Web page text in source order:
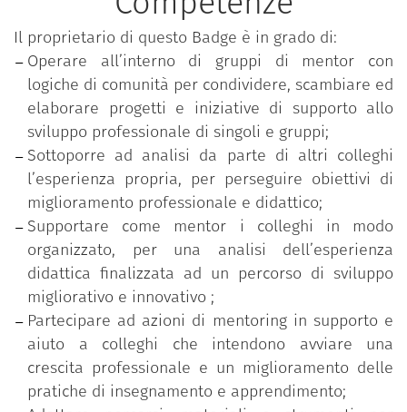
che riflettono e condividono approcci, valori e
pratiche professionali innovative e facilitano il
processo di affiliazione organizzativa. L’adesione
avviene attraverso una call di ateneo che seleziona
gli aspiranti in base al possesso di titoli formativi e
alla realizzazione di progetti didattici innovativi e di
qualità.
Il percorso progettuale richiede ai partecipanti un
impegno attivo su quattro fasi fra loro strettamente
interconnesse:
una fase di formazione iniziale sulle tematiche
del mentoring con interventi d’aula e workshop
volti a sensibilizzare e preparare i partecipanti
all’azione di supporto dei pari e di
accompagnamento allo sviluppo;
una fase sperimentazione attiva nella quale da
un lato si pratica sul campo il ruolo di mentor
Il proprietario di questo Badge è in grado di:
Operare all’interno di gruppi di mentor con
logiche di comunità per condividere, scambiare ed
elaborare progetti e iniziative di supporto allo
sviluppo professionale di singoli e gruppi;
Sottoporre ad analisi da parte di altri colleghi
l’esperienza propria, per perseguire obiettivi di
miglioramento professionale e didattico;
Supportare come mentor i colleghi in modo
organizzato, per una analisi dell’esperienza
didattica finalizzata ad un percorso di sviluppo
migliorativo e innovativo ;
Partecipare ad azioni di mentoring in supporto e
aiuto a colleghi che intendono avviare una
crescita professionale e un miglioramento delle
pratiche di insegnamento e apprendimento;